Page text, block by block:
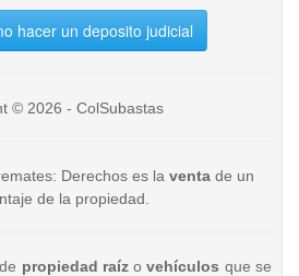
hacer un deposito judicial
© 2026 - ColSubastas
Derechos es la ventade un
de la propiedad.
de propiedad raízo vehículos que se